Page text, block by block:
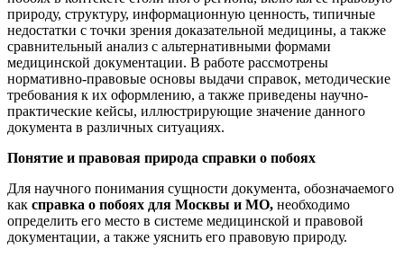
природу, структуру, информационную ценность, типичные
недостатки с точки зрения доказательной медицины, а также
сравнительный анализ с альтернативными формами
медицинской документации. В работе рассмотрены
нормативно-правовые основы выдачи справок, методические
требования к их оформлению, а также приведены научно-
практические кейсы, иллюстрирующие значение данного
документа в различных ситуациях.
Понятие и правовая природа справки о побоях
Для научного понимания сущности документа, обозначаемого
как справка о побоях для Москвы и МО, необходимо
определить его место в системе медицинской и правовой
документации, а также уяснить его правовую природу.